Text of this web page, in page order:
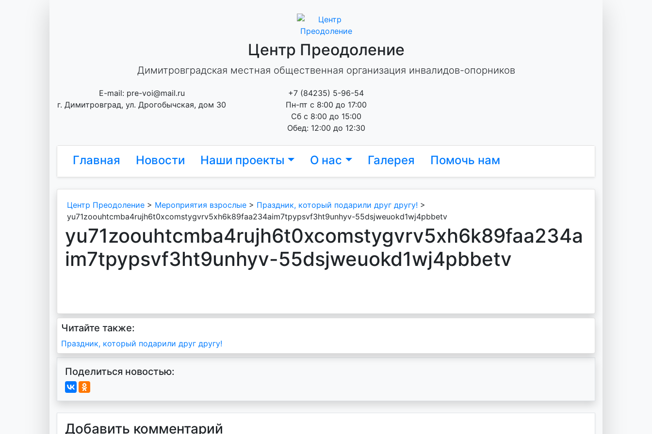
Центр Преодоление
Димитровградская местная общественная организация инвалидов-опорников
E-mail: pre-voi@mail.ru
г. Димитровград, ул. Дрогобычская, дом 30
+7 (84235) 5-96-54
Пн-пт с 8:00 до 17:00
Сб с 8:00 до 15:00
Обед: 12:00 до 12:30
Главная Новости Наши проекты О нас Галерея Помочь нам
Центр Преодоление > Мероприятия взрослые > Праздник, который подарили друг другу! >
yu71zoouhtcmba4rujh6t0xcomstygvrv5xh6k89faa234aim7tpypsvf3ht9unhyv-55dsjweuokd1wj4pbbetv
yu71zoouhtcmba4rujh6t0xcomstygvrv5xh6k89faa234a
im7tpypsvf3ht9unhyv-55dsjweuokd1wj4pbbetv
Читайте также:
Навигация
по
записям
Праздник, который подарили друг другу!
Поделиться новостью:
Добавить комментарий